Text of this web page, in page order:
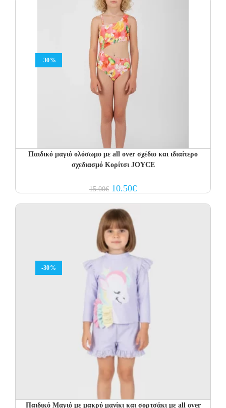
-30%
Παιδικό μαγιό ολόσωμο με all over σχέδιο και ιδιαίτερο
σχεδιασμό Κορίτσι JOYCE
15.00€ Original
price
15.00€.
10.50€Current
price
-30%
Παιδικό Μαγιό με μακρύ μανίκι και σορτσάκι με all over